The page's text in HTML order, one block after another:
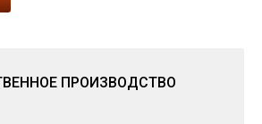
ПРОИЗВОДСТВО